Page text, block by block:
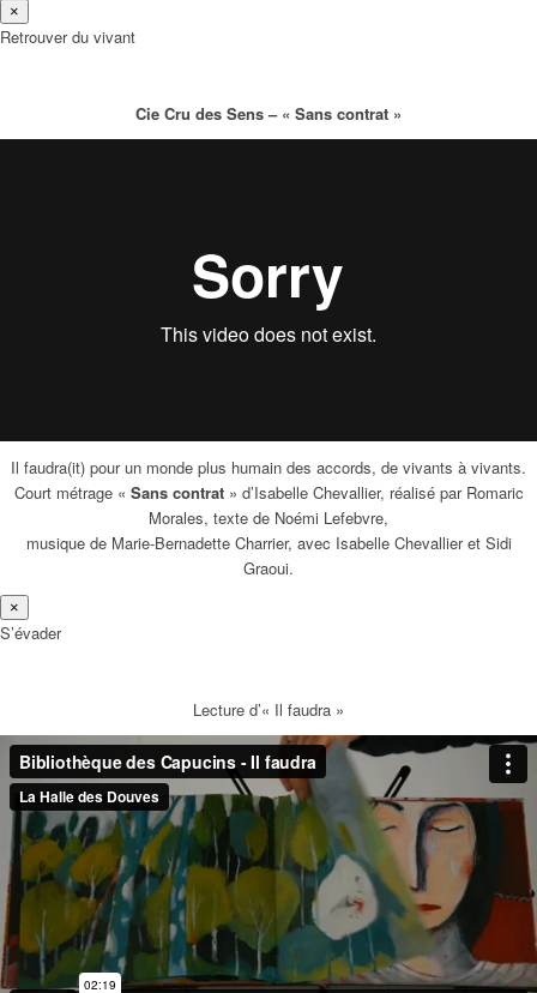
×
Retrouver du vivant
Cie Cru des Sens – « Sans contrat »
Il faudra(it) pour un monde plus humain des accords, de vivants à vivants.
Court métrage « Sans contrat» d’Isabelle Chevallier, réalisé par Romaric
Morales, texte de Noémi Lefebvre,
musique de Marie-Bernadette Charrier, avec Isabelle Chevallier et Sidi
Graoui.
×
S’évader
Lecture d’« Il faudra »